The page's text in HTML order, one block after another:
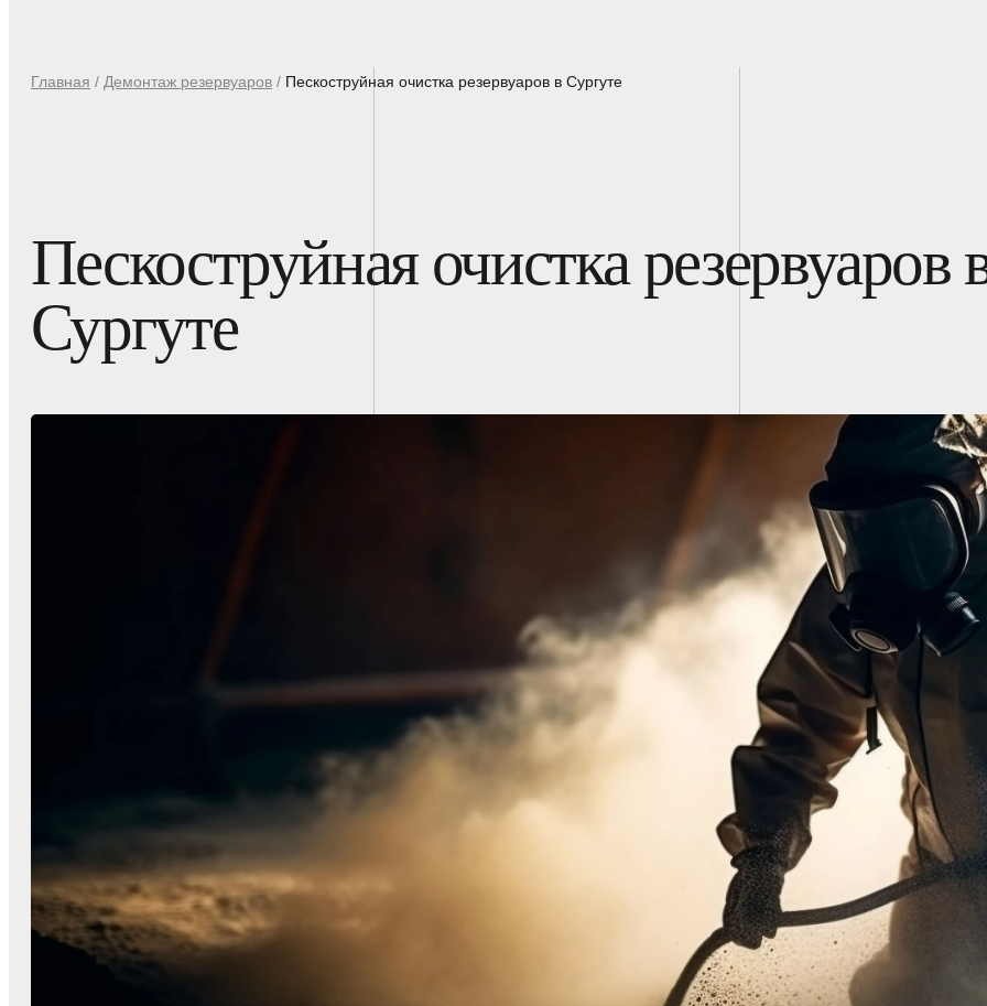
Главная / Демонтаж резервуаров / Пескоструйная очистка резервуаров в Сургуте
Пескоструйная очистка резервуаров
Сургуте